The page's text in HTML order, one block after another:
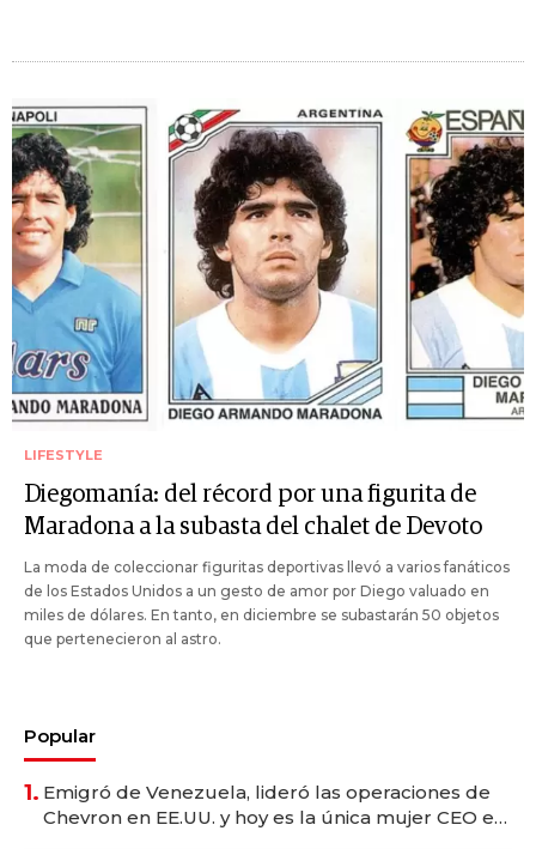
LIFESTYLE
Diegomanía: del récord por una figurita de
Maradona a la subasta del chalet de Devoto
La moda de coleccionar figuritas deportivas llevó a varios fanáticos
de los Estados Unidos a un gesto de amor por Diego valuado en
miles de dólares. En tanto, en diciembre se subastarán 50 objetos
que pertenecieron al astro.
Popular
1. Emigró de Venezuela, lideró las operaciones de
Chevron en EE.UU. y hoy es la única mujer CEO en